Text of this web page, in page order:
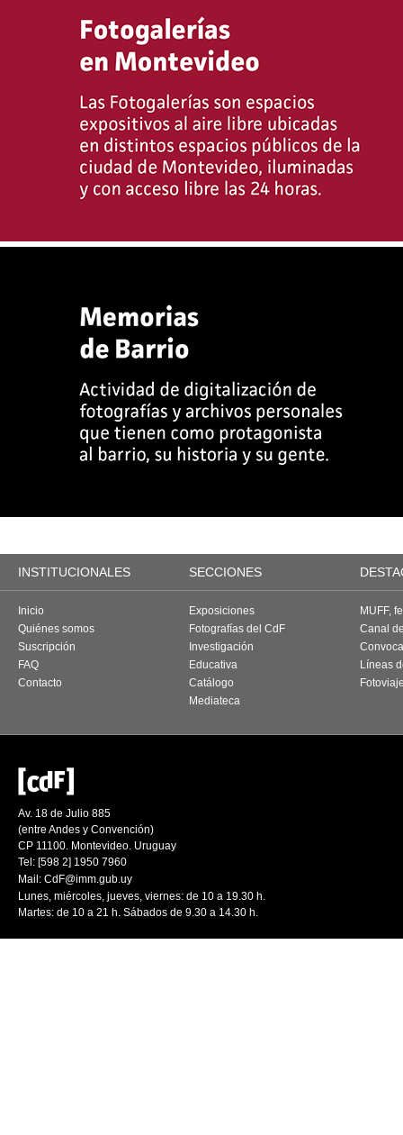
INSTITUCIONALES SECCIONES
Inicio
Quiénes somos
Suscripción
FAQ
Contacto
Exposiciones
Fotografías del CdF
Investigación
Educativa
Catálogo
Mediateca
MUFF,
Canal
Líneas
Av. 18 de Julio 885
(entre Andes y Convención)
CP 11100. Montevideo. Uruguay
Tel: [598 2] 1950 7960
Mail: CdF@imm.gub.uy
Lunes, miércoles, jueves, viernes: de 10 a 19.30 h.
Martes: de 10 a 21 h. Sábados de 9.30 a 14.30 h.